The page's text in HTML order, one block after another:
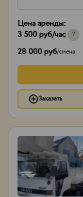
Опыт работы:
Цена аренды:
3 500 руб/час ?
28 000 руб/смена
Заказать